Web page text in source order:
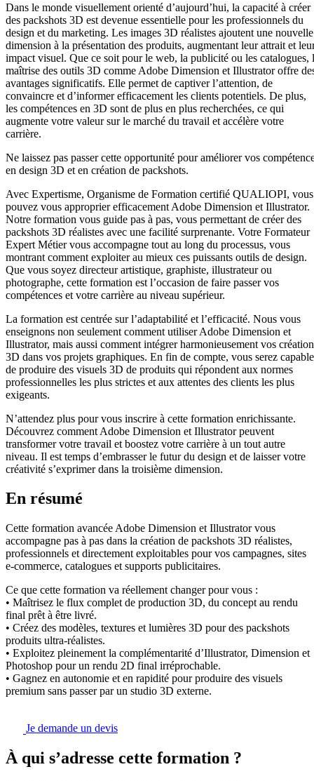
Dans le monde visuellement orienté d’aujourd’hui, la capacité à créer
des packshots 3D est devenue essentielle pour les professionnels du
design et du marketing. Les images 3D réalistes ajoutent une nouvelle
dimension à la présentation des produits, augmentant leur attrait et
impact visuel. Que ce soit pour le web, la publicité ou les catalogues,
maîtrise des outils 3D comme Adobe Dimension et Illustrator offre
avantages significatifs. Elle permet de captiver l’attention, de
convaincre et d’informer efficacement les clients potentiels. De plus,
les compétences en 3D sont de plus en plus recherchées, ce qui
augmente votre valeur sur le marché du travail et accélère votre
carrière.
Ne laissez pas passer cette opportunité pour améliorer vos
en design 3D et en création de packshots.
Avec Expertisme, Organisme de Formation certifié QUALIOPI, vous
pouvez vous approprier efficacement Adobe Dimension et Illustrator.
Notre formation vous guide pas à pas, vous permettant de créer des
packshots 3D réalistes avec une facilité surprenante. Votre Formateur
Expert Métier vous accompagne tout au long du processus, vous
montrant comment exploiter au mieux ces puissants outils de design.
Que vous soyez directeur artistique, graphiste, illustrateur ou
photographe, cette formation est l’occasion de faire passer vos
compétences et votre carrière au niveau supérieur.
La formation est centrée sur l’adaptabilité et l’efficacité. Nous vous
enseignons non seulement comment utiliser Adobe Dimension et
Illustrator, mais aussi comment intégrer harmonieusement vos
3D dans vos projets graphiques. En fin de compte, vous serez capable
de produire des visuels 3D de produits qui répondent aux normes
professionnelles les plus strictes et aux attentes des clients les plus
exigeants.
N’attendez plus pour vous inscrire à cette formation enrichissante.
Découvrez comment Adobe Dimension et Illustrator peuvent
transformer votre travail et boostez votre carrière à un tout autre
niveau. Il est temps d’embrasser le futur du design et de laisser votre
créativité s’exprimer dans la troisième dimension.
En résumé
Cette formation avancée Adobe Dimension et Illustrator vous
accompagne pas à pas dans la création de packshots 3D réalistes,
professionnels et directement exploitables pour vos campagnes, sites
e‑commerce, catalogues et supports publicitaires.
Ce que cette formation va réellement changer pour vous :
• Maîtrisez le flux complet de production 3D, du concept au rendu
final prêt à être livré.
• Créez des modèles, textures et lumières 3D pour des packshots
produits ultra-réalistes.
• Exploitez pleinement la complémentarité d’Illustrator, Dimension et
Photoshop pour un rendu 2D final irréprochable.
• Gagnez en autonomie et en rapidité pour produire des visuels
premium sans passer par un studio 3D externe.
Je demande un devis
À qui s’adresse cette formation ?